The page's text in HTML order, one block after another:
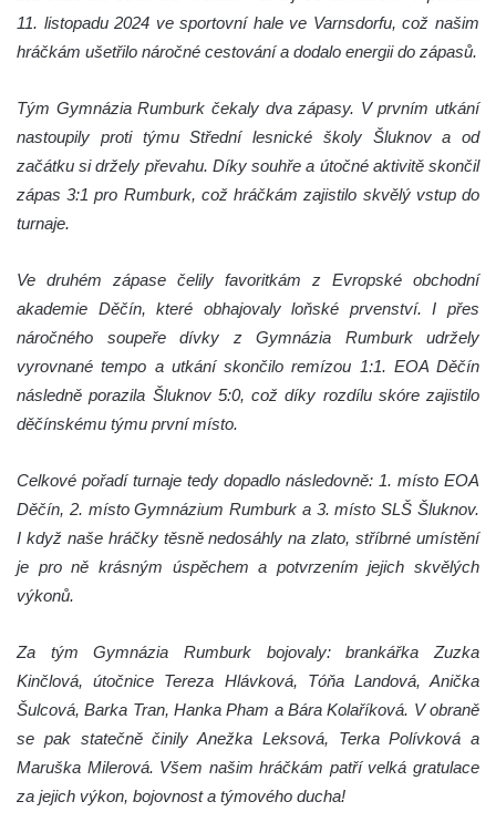
11. listopadu 2024 ve sportovní hale ve Varnsdorfu, což našim
hráčkám ušetřilo náročné cestování a dodalo energii do zápasů.
Tým Gymnázia Rumburk čekaly dva zápasy. V prvním utkání
nastoupily proti týmu Střední lesnické školy Šluknov a od
začátku si držely převahu. Díky souhře a útočné aktivitě skončil
zápas 3:1 pro Rumburk, což hráčkám zajistilo skvělý vstup do
turnaje.
Ve druhém zápase čelily favoritkám z Evropské obchodní
akademie Děčín, které obhajovaly loňské prvenství. I přes
náročného soupeře dívky z Gymnázia Rumburk udržely
vyrovnané tempo a utkání skončilo remízou 1:1. EOA Děčín
následně porazila Šluknov 5:0, což díky rozdílu skóre zajistilo
děčínskému týmu první místo.
Celkové pořadí turnaje tedy dopadlo následovně: 1. místo EOA
Děčín, 2. místo Gymnázium Rumburk a 3. místo SLŠ Šluknov.
I když naše hráčky těsně nedosáhly na zlato, stříbrné umístění
je pro ně krásným úspěchem a potvrzením jejich skvělých
výkonů.
Za tým Gymnázia Rumburk bojovaly: brankářka Zuzka
Kinčlová, útočnice Tereza Hlávková, Tóňa Landová, Anička
Šulcová, Barka Tran, Hanka Pham a Bára Kolaříková. V obraně
se pak statečně činily Anežka Leksová, Terka Polívková a
Maruška Milerová. Všem našim hráčkám patří velká gratulace
za jejich výkon, bojovnost a týmového ducha!